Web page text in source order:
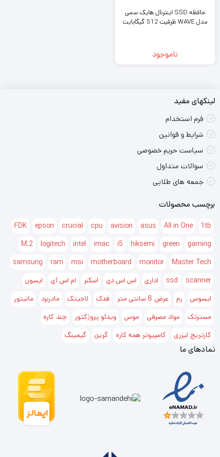
حافظه SSD اینترنال هایک‌ سمی
مدل WAVE ظرفیت 512 گیگابایت
ناموجود
لینکهای مفید
فرم استخدام
شرایط و قوانین
سیاست حریم خصوصی
سوالات متداول
جمعه های طلایی
برچسب محصولات
1tb
All in One
asus
avision
cpu
crucial
epson
FDK
gaming
green
hiksemi
i5
imac
intel
logitech
M.2
Master Tech
monitor
motherboard
msi
ram
samsung
scanner
ssd اداری اس اس دی اسکنر ام اس آی
اپسون
ایسوس
رم عرض 8 سانتی متر فدک لاجیتک مادربرد
مانیتور
مسترتک
مواد مصرفی موس ویدئو پروژکتور
چند کاره
کارتریج لیزری
کامپیوتر همه کاره گرین گیمینگ
نمادهای ما